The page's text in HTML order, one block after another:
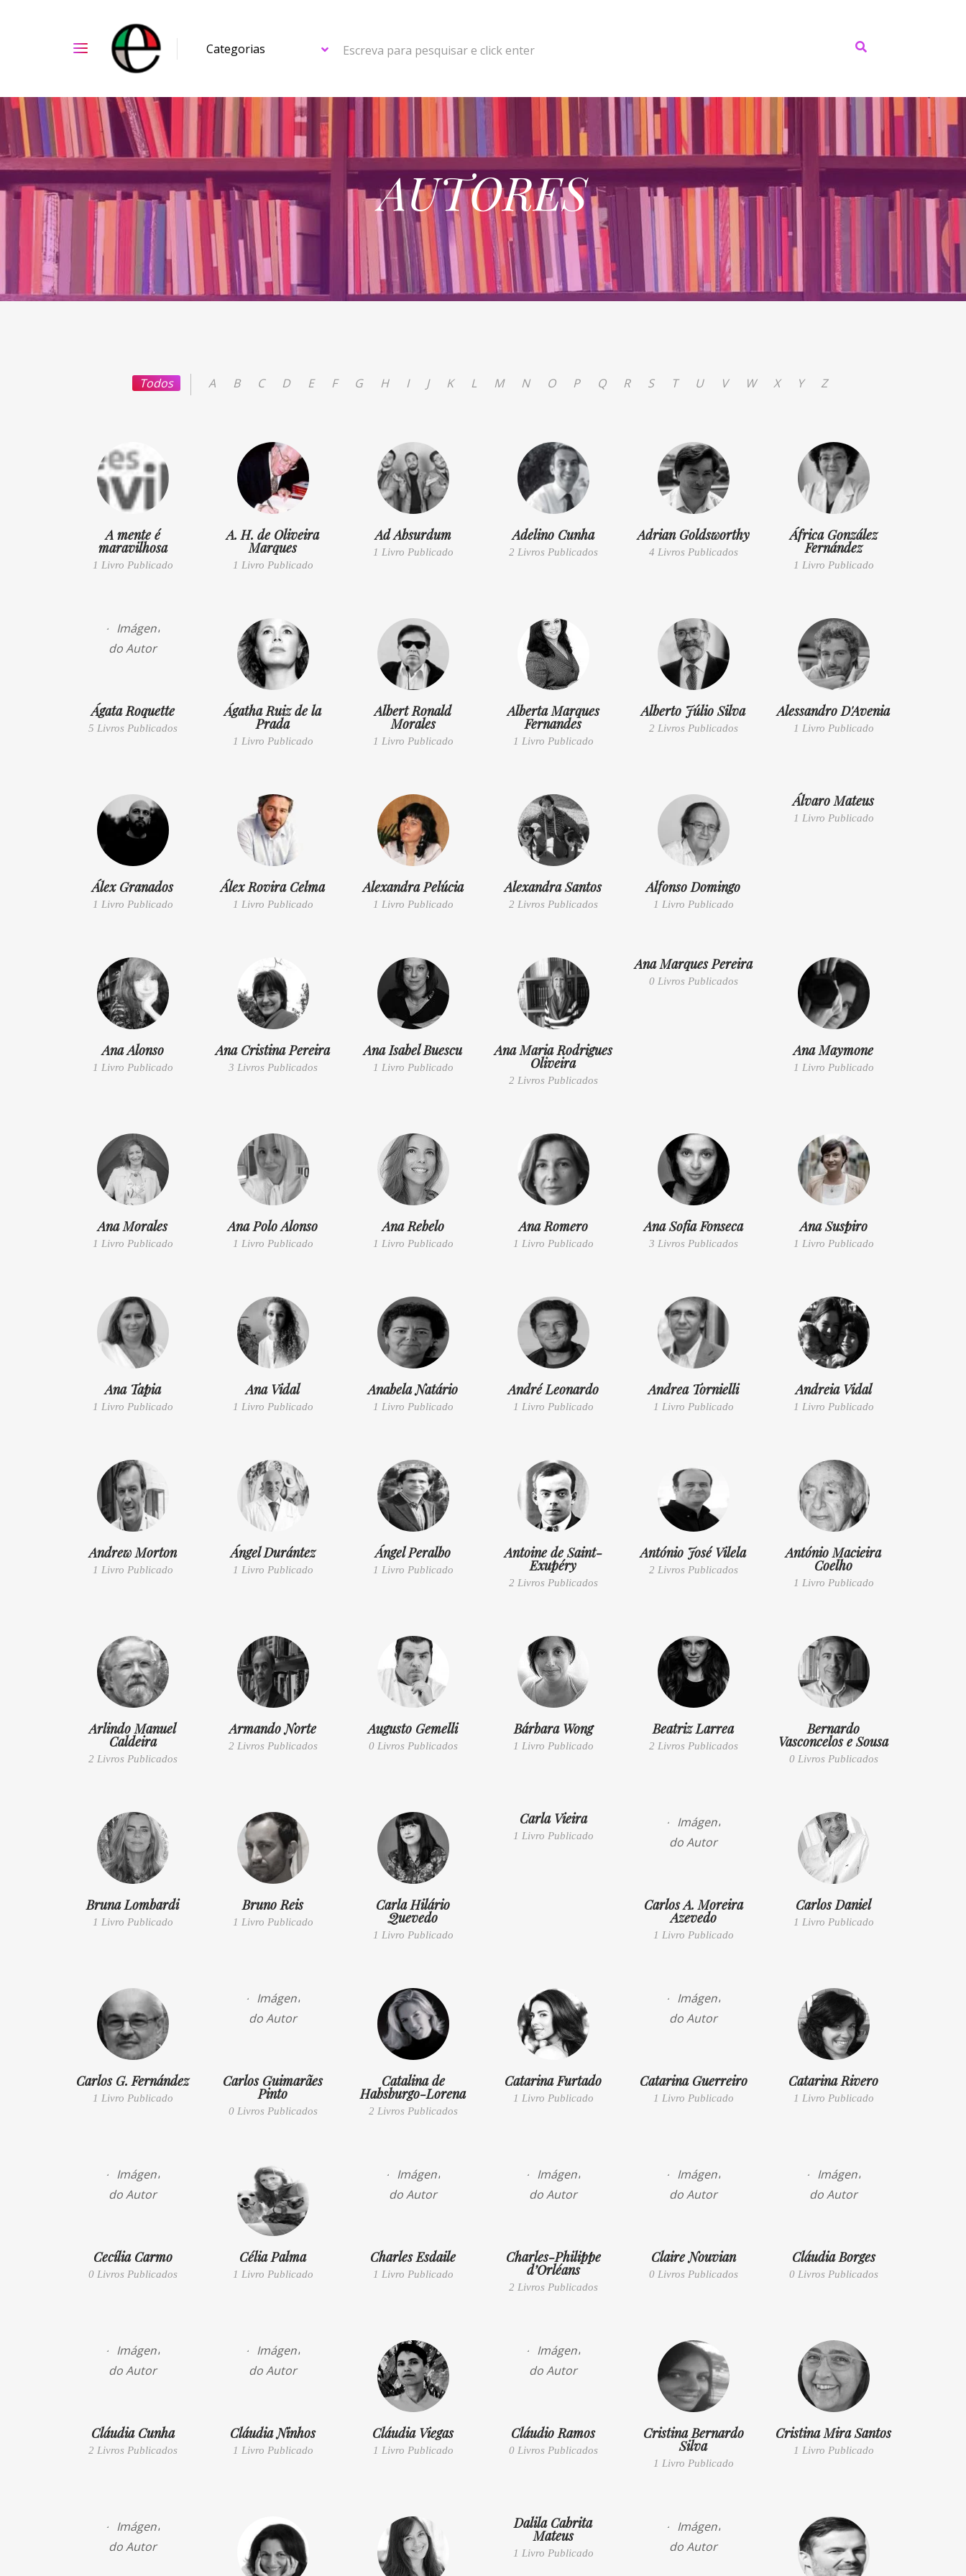
Escreva para pesquisar e click enter
AUTORES
Todos A B C D E F G H I J K L M N O P Q R S T U V W X Y Z
A mente é
maravilhosa
1 Livro Publicado
A. H. de Oliveira
Marques
1 Livro Publicado
Ad Absurdum
1 Livro Publicado
Adelino Cunha
2 Livros Publicados
Adrian Goldsworthy
4 Livros Publicados
África González
Fernández
1 Livro Publicado
Ágata Roquette
5 Livros Publicados
Ágatha Ruiz de la
Prada
1 Livro Publicado
Albert Ronald
Morales
1 Livro Publicado
Alberta Marques
Fernandes
1 Livro Publicado
Alberto Júlio Silva
2 Livros Publicados
Alessandro D'Avenia
1 Livro Publicado
Álex Granados
1 Livro Publicado
Álex Rovira Celma
1 Livro Publicado
Alexandra Pelúcia
1 Livro Publicado
Alexandra Santos
2 Livros Publicados
Alfonso Domingo
1 Livro Publicado
Álvaro Mateus
1 Livro Publicado
Ana Alonso
1 Livro Publicado
Ana Cristina Pereira
3 Livros Publicados
Ana Isabel Buescu
1 Livro Publicado
Ana Maria Rodrigues
Oliveira
2 Livros Publicados
Ana Marques Pereira
0 Livros Publicados
Ana Maymone
1 Livro Publicado
Ana Morales
1 Livro Publicado
Ana Polo Alonso
1 Livro Publicado
Ana Rebelo
1 Livro Publicado
Ana Romero
1 Livro Publicado
Ana Sofia Fonseca
3 Livros Publicados
Ana Suspiro
1 Livro Publicado
Ana Tapia
1 Livro Publicado
Ana Vidal
1 Livro Publicado
Anabela Natário
1 Livro Publicado
André Leonardo
1 Livro Publicado
Andrea Tornielli
1 Livro Publicado
Andreia Vidal
1 Livro Publicado
Andrew Morton
1 Livro Publicado
Ángel Durántez
1 Livro Publicado
Ángel Peralbo
1 Livro Publicado
Antoine de Saint-
Exupéry
2 Livros Publicados
António José Vilela
2 Livros Publicados
António Macieira
Coelho
1 Livro Publicado
Arlindo Manuel
Caldeira
2 Livros Publicados
Armando Norte
2 Livros Publicados
Augusto Gemelli
0 Livros Publicados
Bárbara Wong
1 Livro Publicado
Beatriz Larrea
2 Livros Publicados
Bernardo
Vasconcelos e Sousa
0 Livros Publicados
Bruna Lombardi
1 Livro Publicado
Bruno Reis
1 Livro Publicado
Carla Hilário
Quevedo
1 Livro Publicado
Carla Vieira
1 Livro Publicado
Carlos A. Moreira
Azevedo
1 Livro Publicado
Carlos Daniel
1 Livro Publicado
Carlos G. Fernández
1 Livro Publicado
Carlos Guimarães
Pinto
0 Livros Publicados
Catalina de
Habsburgo-Lorena
2 Livros Publicados
Catarina Furtado
1 Livro Publicado
Catarina Guerreiro
1 Livro Publicado
Catarina Rivero
1 Livro Publicado
Cecília Carmo
0 Livros Publicados
Célia Palma
1 Livro Publicado
Charles Esdaile
1 Livro Publicado
Charles-Philippe
d’Orléans
2 Livros Publicados
Claire Nouvian
0 Livros Publicados
Cláudia Borges
0 Livros Publicados
Cláudia Cunha
2 Livros Publicados
Cláudia Ninhos
1 Livro Publicado
Cláudia Viegas
1 Livro Publicado
Cláudio Ramos
0 Livros Publicados
Cristina Bernardo
Silva
1 Livro Publicado
Cristina Mira Santos
1 Livro Publicado
Dalila Cabrita
Mateus
1 Livro Publicado